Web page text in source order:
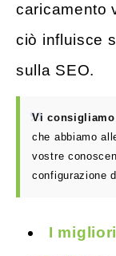
caricamento
ciò influisce
sulla SEO.
Vi
che abbiamo
vostre
configurazione
I